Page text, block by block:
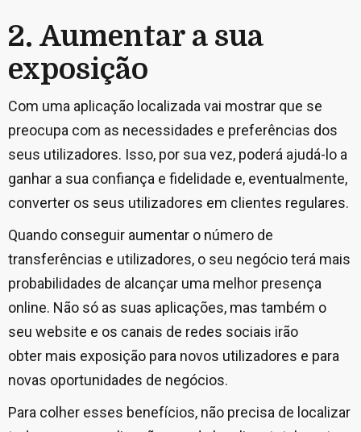
2. Aumentar a sua
exposição
Com uma aplicação localizada vai mostrar que se
preocupa com as necessidades e preferências dos
seus utilizadores. Isso, por sua vez, poderá ajudá-lo a
ganhar a sua confiança e fidelidade e, eventualmente,
converter os seus utilizadores em clientes regulares.
Quando conseguir aumentar o número de
transferências e utilizadores, o seu negócio terá mais
probabilidades de alcançar uma melhor presença
online. Não só as suas aplicações, mas também o
seu website e os canais de redes sociais irão
obter mais exposição para novos utilizadores e para
novas oportunidades de negócios.
Para colher esses benefícios, não precisa de localizar